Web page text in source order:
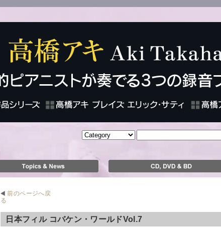
前のページへ戻
る
日本フィル コバケン・ワールドVol.7